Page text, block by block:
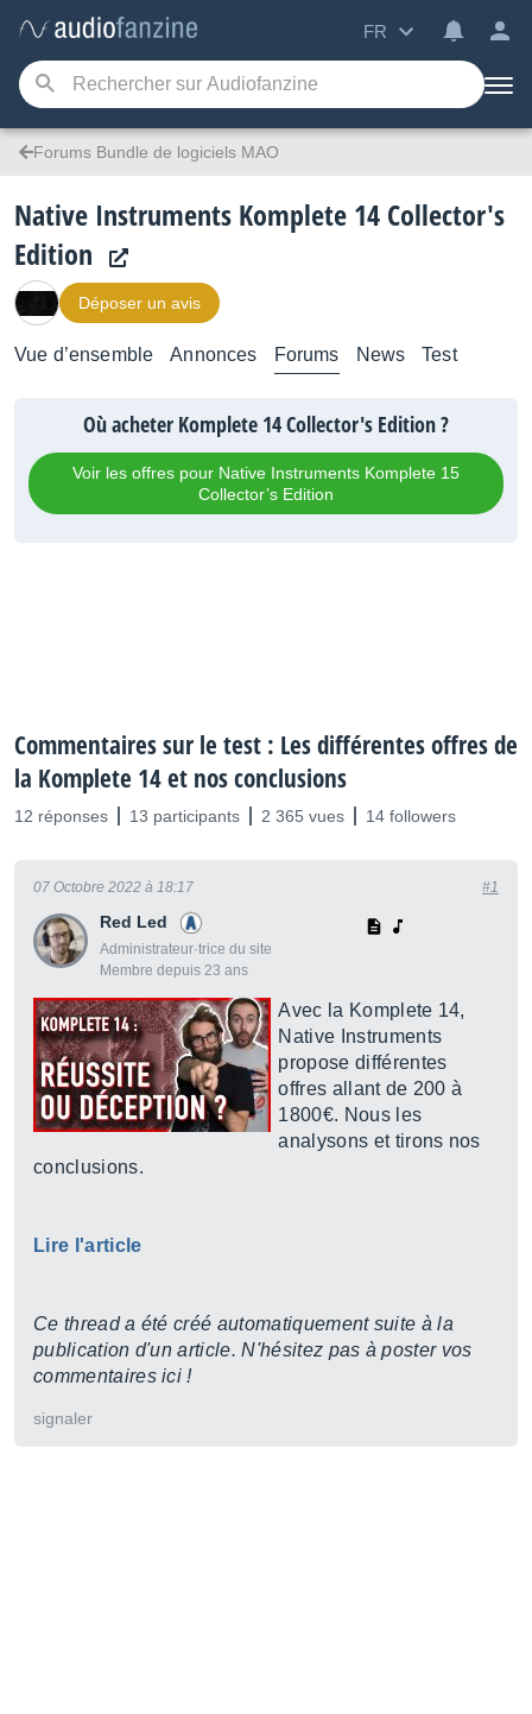
FR
Forums Bundle de logiciels MAO
Native Instruments Komplete 14 Collector's
Edition
Déposer un avis
Vue d’ensemble Annonces Forums News Test
Où acheter Komplete 14 Collector's Edition ?
Voir les offres pour Native Instruments Komplete 15
Collector’s Edition
Commentaires sur le test : Les différentes offres de
la Komplete 14 et nos conclusions
12 réponses 13 participants 2 365 vues 14 followers
Red Led
Administrateur·trice du site
Membre depuis 23 ans
07 Octobre 2022 à 18:17 #1
Avec la Komplete 14,
Native Instruments
propose différentes
offres allant de 200 à
1800€. Nous les
analysons et tirons nos
conclusions.
Lire l'article
Ce thread a été créé automatiquement suite à la
publication d'un article. N'hésitez pas à poster vos
commentaires ici !
signaler